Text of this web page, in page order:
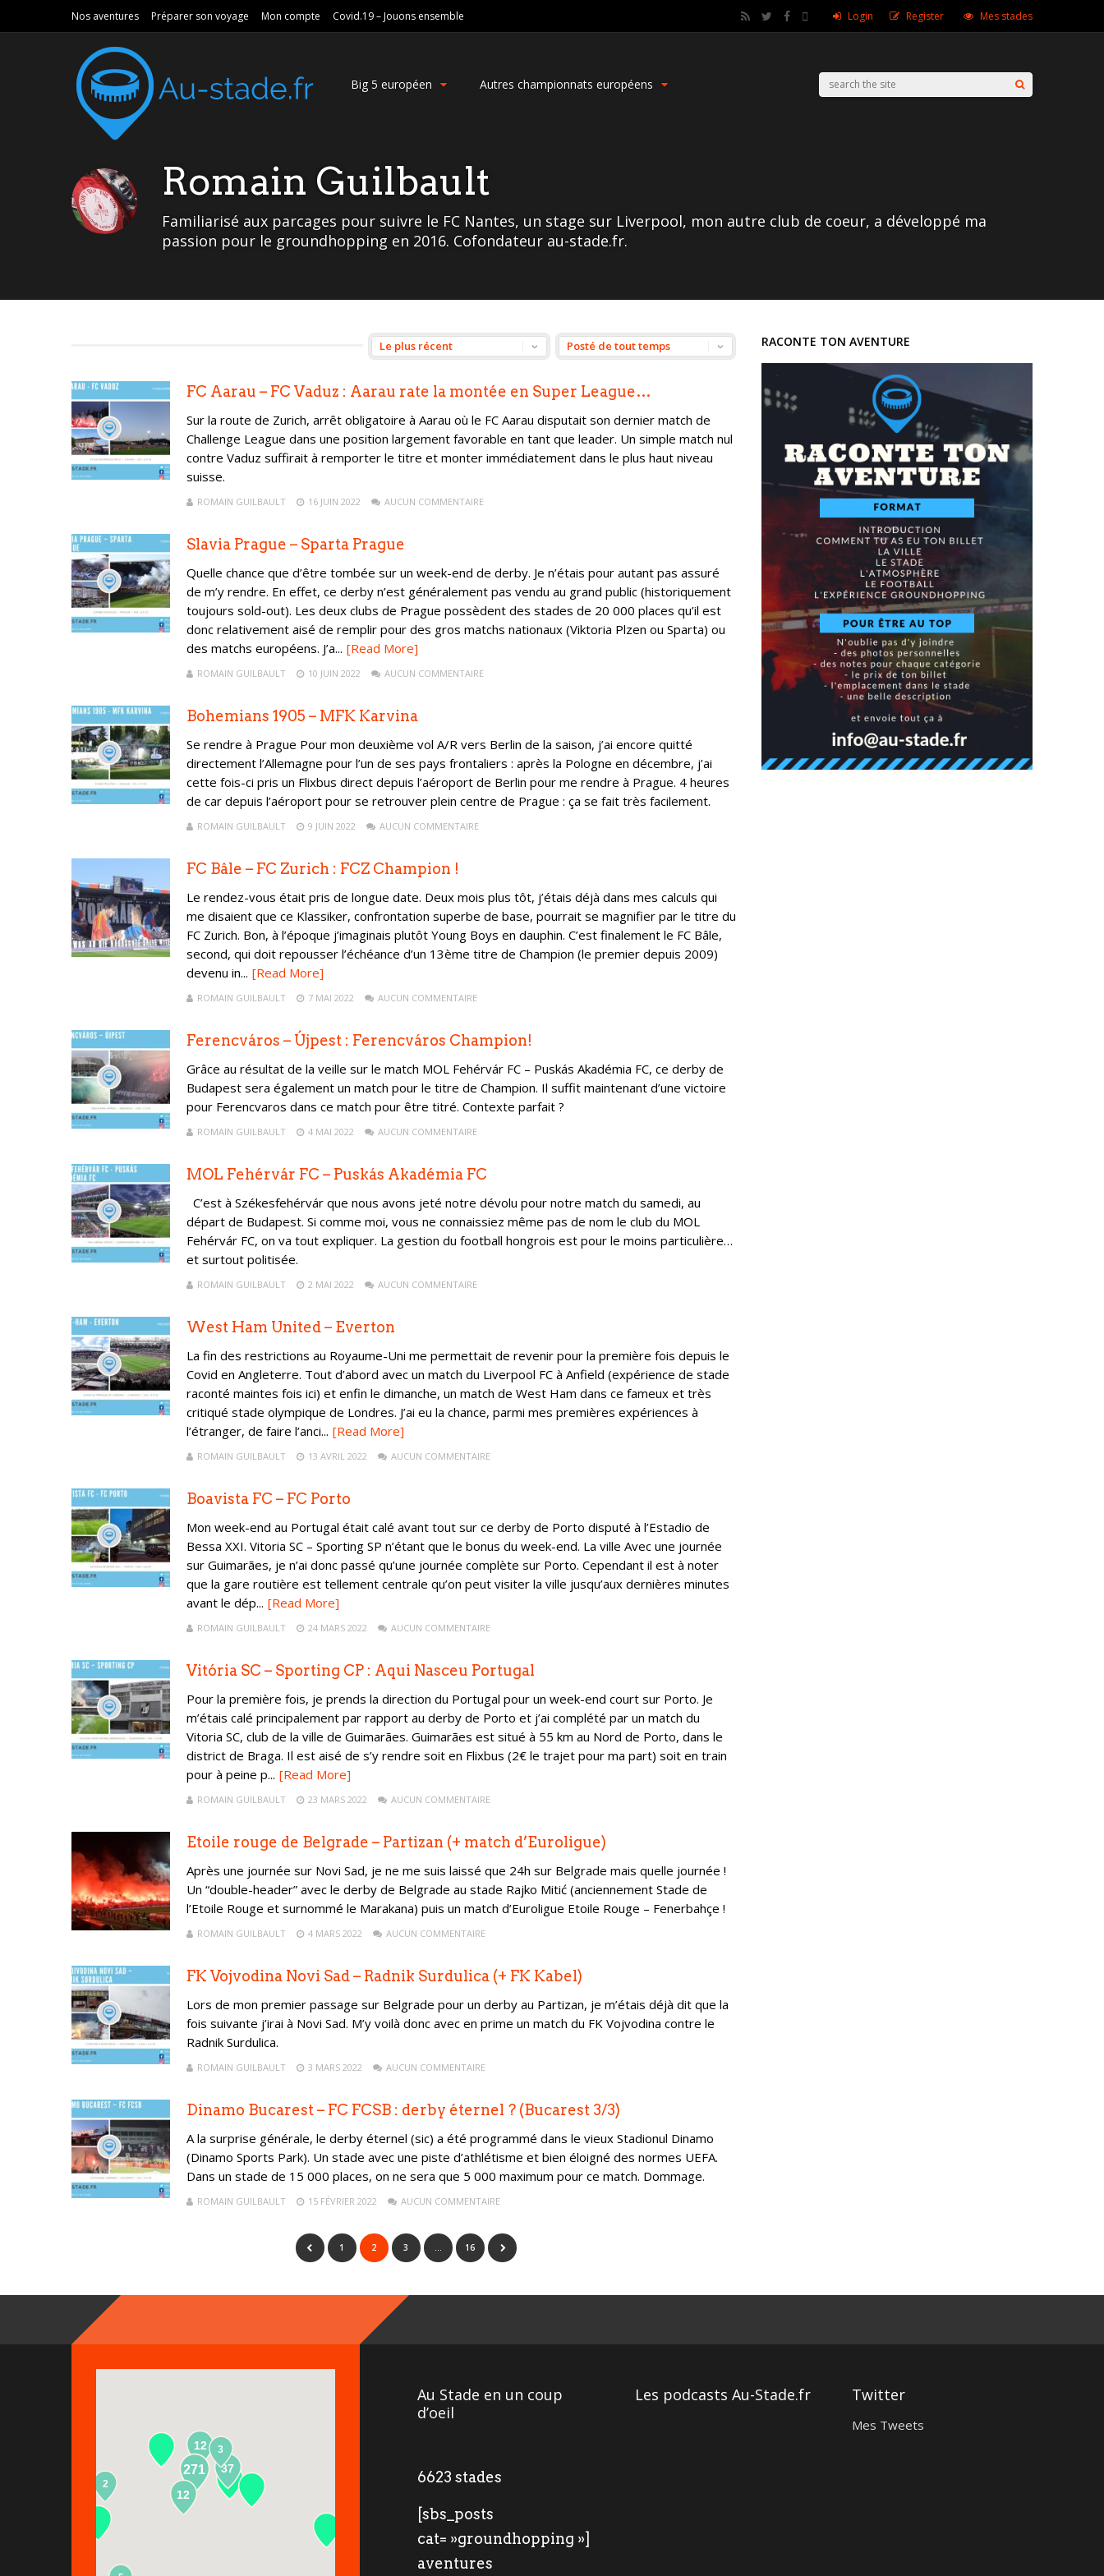
Nos aventures Préparer son voyage Mon compte Covid.19 – Jouons ensemble Login Register Mes stades
Big 5 européen Autres championnats européens
Romain Guilbault
Familiarisé aux parcages pour suivre le FC Nantes, un stage sur Liverpool, mon autre club de coeur, a développé ma
passion pour le groundhopping en 2016. Cofondateur au-stade.fr.
FC Aarau – FC Vaduz : Aarau rate la montée en Super League…
Sur la route de Zurich, arrêt obligatoire à Aarau où le FC Aarau disputait son dernier match de
Challenge League dans une position largement favorable en tant que leader. Un simple match nul
contre Vaduz suffirait à remporter le titre et monter immédiatement dans le plus haut niveau
suisse.
ROMAIN GUILBAULT 16 JUIN 2022 AUCUN COMMENTAIRE
Slavia Prague – Sparta Prague
Quelle chance que d’être tombée sur un week-end de derby. Je n’étais pour autant pas assuré
de m’y rendre. En effet, ce derby n’est généralement pas vendu au grand public (historiquement
toujours sold-out). Les deux clubs de Prague possèdent des stades de 20 000 places qu’il est
donc relativement aisé de remplir pour des gros matchs nationaux (Viktoria Plzen ou Sparta) ou
des matchs européens. J’a... [Read More]
ROMAIN GUILBAULT 10 JUIN 2022 AUCUN COMMENTAIRE
Bohemians 1905 – MFK Karvina
Se rendre à Prague Pour mon deuxième vol A/R vers Berlin de la saison, j’ai encore quitté
directement l’Allemagne pour l’un de ses pays frontaliers : après la Pologne en décembre, j’ai
cette fois-ci pris un Flixbus direct depuis l’aéroport de Berlin pour me rendre à Prague. 4 heures
de car depuis l’aéroport pour se retrouver plein centre de Prague : ça se fait très facilement.
ROMAIN GUILBAULT 9 JUIN 2022 AUCUN COMMENTAIRE
FC Bâle – FC Zurich : FCZ Champion !
Le rendez-vous était pris de longue date. Deux mois plus tôt, j’étais déjà dans mes calculs qui
me disaient que ce Klassiker, confrontation superbe de base, pourrait se magnifier par le titre du
FC Zurich. Bon, à l’époque j’imaginais plutôt Young Boys en dauphin. C’est finalement le FC Bâle,
second, qui doit repousser l’échéance d’un 13ème titre de Champion (le premier depuis 2009)
devenu in... [Read More]
ROMAIN GUILBAULT 7 MAI 2022 AUCUN COMMENTAIRE
Ferencváros – Újpest : Ferencváros Champion!
Grâce au résultat de la veille sur le match MOL Fehérvár FC – Puskás Akadémia FC, ce derby de
Budapest sera également un match pour le titre de Champion. Il suffit maintenant d’une victoire
pour Ferencvaros dans ce match pour être titré. Contexte parfait ?
ROMAIN GUILBAULT 4 MAI 2022 AUCUN COMMENTAIRE
MOL Fehérvár FC – Puskás Akadémia FC
C’est à Székesfehérvár que nous avons jeté notre dévolu pour notre match du samedi, au
départ de Budapest. Si comme moi, vous ne connaissiez même pas de nom le club du MOL
Fehérvár FC, on va tout expliquer. La gestion du football hongrois est pour le moins particulière…
et surtout politisée.
ROMAIN GUILBAULT 2 MAI 2022 AUCUN COMMENTAIRE
West Ham United – Everton
La fin des restrictions au Royaume-Uni me permettait de revenir pour la première fois depuis le
Covid en Angleterre. Tout d’abord avec un match du Liverpool FC à Anfield (expérience de stade
raconté maintes fois ici) et enfin le dimanche, un match de West Ham dans ce fameux et très
critiqué stade olympique de Londres. J’ai eu la chance, parmi mes premières expériences à
l’étranger, de faire l’anci... [Read More]
ROMAIN GUILBAULT 13 AVRIL 2022 AUCUN COMMENTAIRE
Boavista FC – FC Porto
Mon week-end au Portugal était calé avant tout sur ce derby de Porto disputé à l’Estadio de
Bessa XXI. Vitoria SC – Sporting SP n’étant que le bonus du week-end. La ville Avec une journée
sur Guimarães, je n’ai donc passé qu’une journée complète sur Porto. Cependant il est à noter
que la gare routière est tellement centrale qu’on peut visiter la ville jusqu’aux dernières minutes
avant le dép... [Read More]
ROMAIN GUILBAULT 24 MARS 2022 AUCUN COMMENTAIRE
Vitória SC – Sporting CP : Aqui Nasceu Portugal
Pour la première fois, je prends la direction du Portugal pour un week-end court sur Porto. Je
m’étais calé principalement par rapport au derby de Porto et j’ai complété par un match du
Vitoria SC, club de la ville de Guimarães. Guimarães est situé à 55 km au Nord de Porto, dans le
district de Braga. Il est aisé de s’y rendre soit en Flixbus (2€ le trajet pour ma part) soit en train
pour à peine p... [Read More]
ROMAIN GUILBAULT 23 MARS 2022 AUCUN COMMENTAIRE
Etoile rouge de Belgrade – Partizan (+ match d’Euroligue)
Après une journée sur Novi Sad, je ne me suis laissé que 24h sur Belgrade mais quelle journée !
Un “double-header” avec le derby de Belgrade au stade Rajko Mitić (anciennement Stade de
l’Etoile Rouge et surnommé le Marakana) puis un match d’Euroligue Etoile Rouge – Fenerbahçe !
ROMAIN GUILBAULT 4 MARS 2022 AUCUN COMMENTAIRE
FK Vojvodina Novi Sad – Radnik Surdulica (+ FK Kabel)
Lors de mon premier passage sur Belgrade pour un derby au Partizan, je m’étais déjà dit que la
fois suivante j’irai à Novi Sad. M’y voilà donc avec en prime un match du FK Vojvodina contre le
Radnik Surdulica.
ROMAIN GUILBAULT 3 MARS 2022 AUCUN COMMENTAIRE
Dinamo Bucarest – FC FCSB : derby éternel ? (Bucarest 3/3)
A la surprise générale, le derby éternel (sic) a été programmé dans le vieux Stadionul Dinamo
(Dinamo Sports Park). Un stade avec une piste d’athlétisme et bien éloigné des normes UEFA.
Dans un stade de 15 000 places, on ne sera que 5 000 maximum pour ce match. Dommage.
ROMAIN GUILBAULT 15 FÉVRIER 2022 AUCUN COMMENTAIRE
1 2 3 … 16
RACONTE TON AVENTURE
12
271 37
2
12
3
Au Stade en un coup
d’oeil
6623 stades
[sbs_posts
cat= »groundhopping »]
aventures
Les podcasts Au-Stade.fr Twitter
Mes Tweets